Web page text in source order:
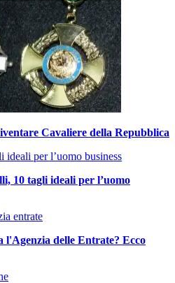
Cavaliere della Repubblica
10 tagli ideali per l’uomo
l'Agenzia delle Entrate? Ecco